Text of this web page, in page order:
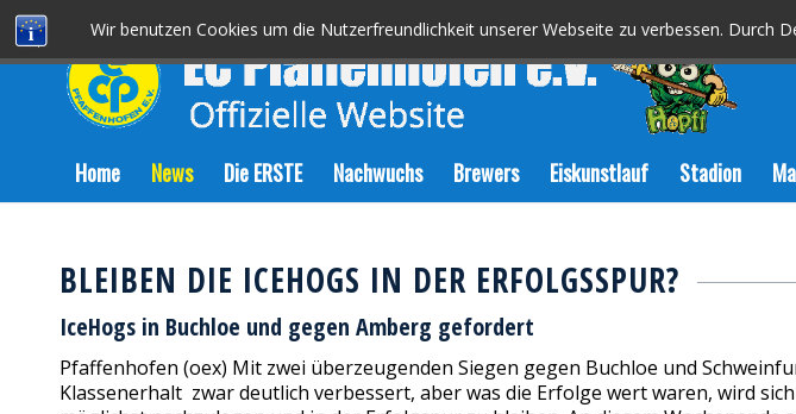
Wir benutzen Cookies um die Nutzerfreundlichkeit unserer Webseite zu verbessen. Durch
Home News Die ERSTE Nachwuchs Brewers Eiskunstlauf Stadion
BLEIBEN DIE ICEHOGS IN DER ERFOLGSSPUR?
IceHogs in Buchloe und gegen Amberg gefordert
Pfaffenhofen (oex) Mit zwei überzeugenden Siegen gegen Buchloe und
Klassenerhalt zwar deutlich verbessert, aber was die Erfolge wert waren, wird